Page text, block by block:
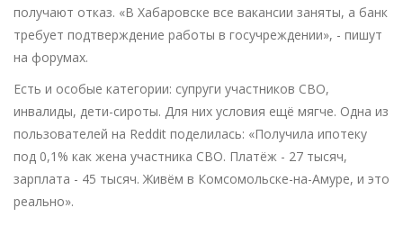
получают отказ. «В Хабаровске все вакансии заняты, а банк
требует подтверждение работы в госучреждении», - пишут
на форумах.
Есть и особые категории: супруги участников СВО,
инвалиды, дети-сироты. Для них условия ещё мягче. Одна из
пользователей на Reddit поделилась: «Получила ипотеку
под 0,1% как жена участника СВО. Платёж - 27 тысяч,
зарплата - 45 тысяч. Живём в Комсомольске-на-Амуре, и это
реально».